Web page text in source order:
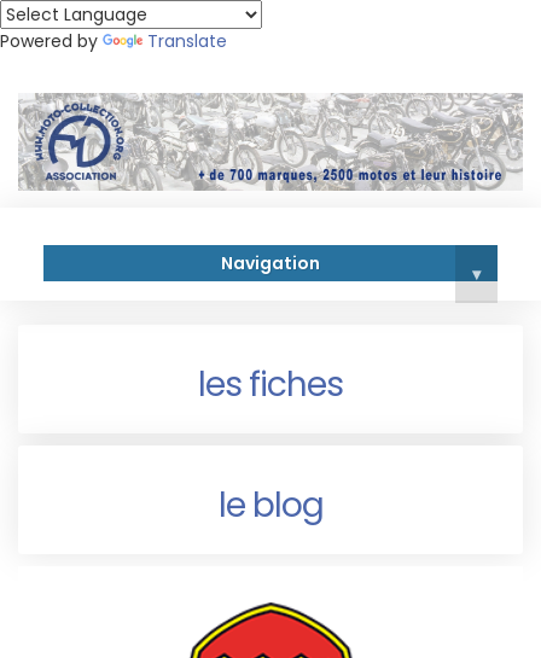
Powered by Translate
Navigation ▾
les fiches
le blog